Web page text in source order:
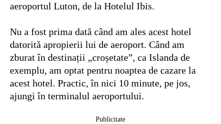
aeroportul Luton, de la Hotelul Ibis.
Nu a fost prima dată când am ales acest hotel
datorită apropierii lui de aeroport. Când am
zburat în destinații „croșetate”, ca Islanda de
exemplu, am optat pentru noaptea de cazare la
acest hotel. Practic, în nici 10 minute, pe jos,
ajungi în terminalul aeroportului.
Publicitate